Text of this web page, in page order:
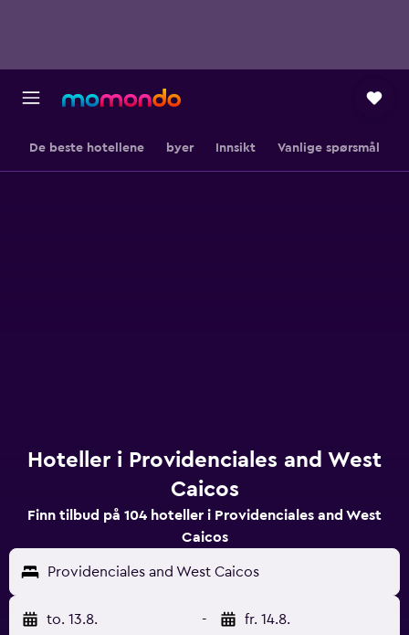
De beste hotellene byer Innsikt Vanlige spørsmål
Hoteller i Providenciales and West
Caicos
Finn tilbud på 104 hoteller i Providenciales and West
Caicos
Providenciales and West Caicos
to. 13.8. - fr. 14.8.